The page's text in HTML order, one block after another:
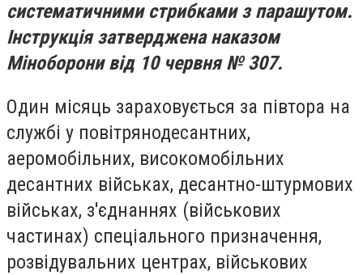
систематичними стрибками з парашутом.
Інструкція затверджена наказом
Міноборони від 10 червня № 307.
Один місяць зараховується за півтора на
службі у повітрянодесантних,
аеромобільних, високомобільних
десантних військах, десантно-штурмових
військах, з'єднаннях (військових
частинах) спеціального призначення,
розвідувальних центрах, військових